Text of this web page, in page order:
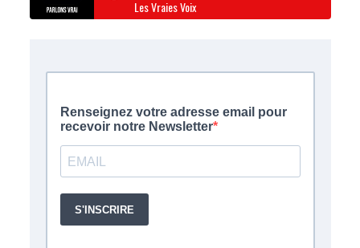
Les Vraies Voix